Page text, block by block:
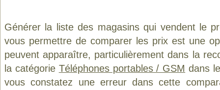
Générer la liste des magasins qui vendent le
vous permettre de comparer les prix est une
peuvent apparaître, particulièrement dans la
la catégorie Téléphones portables / GSM dans
vous constatez une erreur dans cette